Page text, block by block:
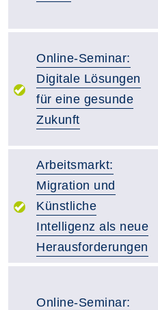
Online-Seminar:
Digitale Lösungen
für eine gesunde
Zukunft
Arbeitsmarkt:
Migration und
Künstliche
Intelligenz als neue
Herausforderungen
Online-Seminar: